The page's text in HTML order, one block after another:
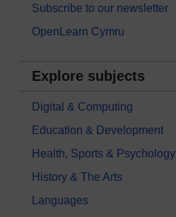
Subscribe to our newsletter
OpenLearn Cymru
Explore subjects
Digital & Computing
Education & Development
Health, Sports & Psychology
History & The Arts
Languages